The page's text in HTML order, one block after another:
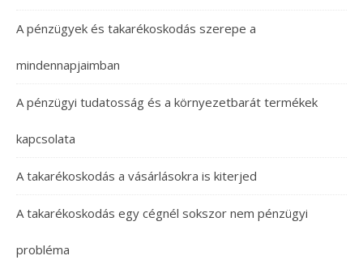
A pénzügyek és takarékoskodás szerepe a
mindennapjaimban
A pénzügyi tudatosság és a környezetbarát termékek
kapcsolata
A takarékoskodás a vásárlásokra is kiterjed
A takarékoskodás egy cégnél sokszor nem pénzügyi
probléma